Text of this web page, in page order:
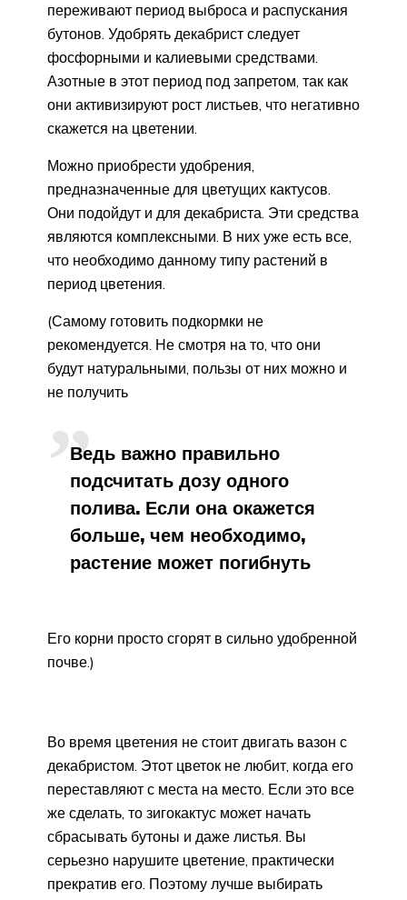
переживают период выброса и распускания
бутонов. Удобрять декабрист следует
фосфорными и калиевыми средствами.
Азотные в этот период под запретом, так как
они активизируют рост листьев, что негативно
скажется на цветении.
Можно приобрести удобрения,
предназначенные для цветущих кактусов.
Они подойдут и для декабриста. Эти средства
являются комплексными. В них уже есть все,
что необходимо данному типу растений в
период цветения.
(Самому готовить подкормки не
рекомендуется. Не смотря на то, что они
будут натуральными, пользы от них можно и
не получить
Ведь важно правильно
подсчитать дозу одного
полива. Если она окажется
больше, чем необходимо,
растение может погибнуть
Его корни просто сгорят в сильно удобренной
почве.)
Во время цветения не стоит двигать вазон с
декабристом. Этот цветок не любит, когда его
переставляют с места на место. Если это все
же сделать, то зигокактус может начать
сбрасывать бутоны и даже листья. Вы
серьезно нарушите цветение, практически
прекратив его. Поэтому лучше выбирать